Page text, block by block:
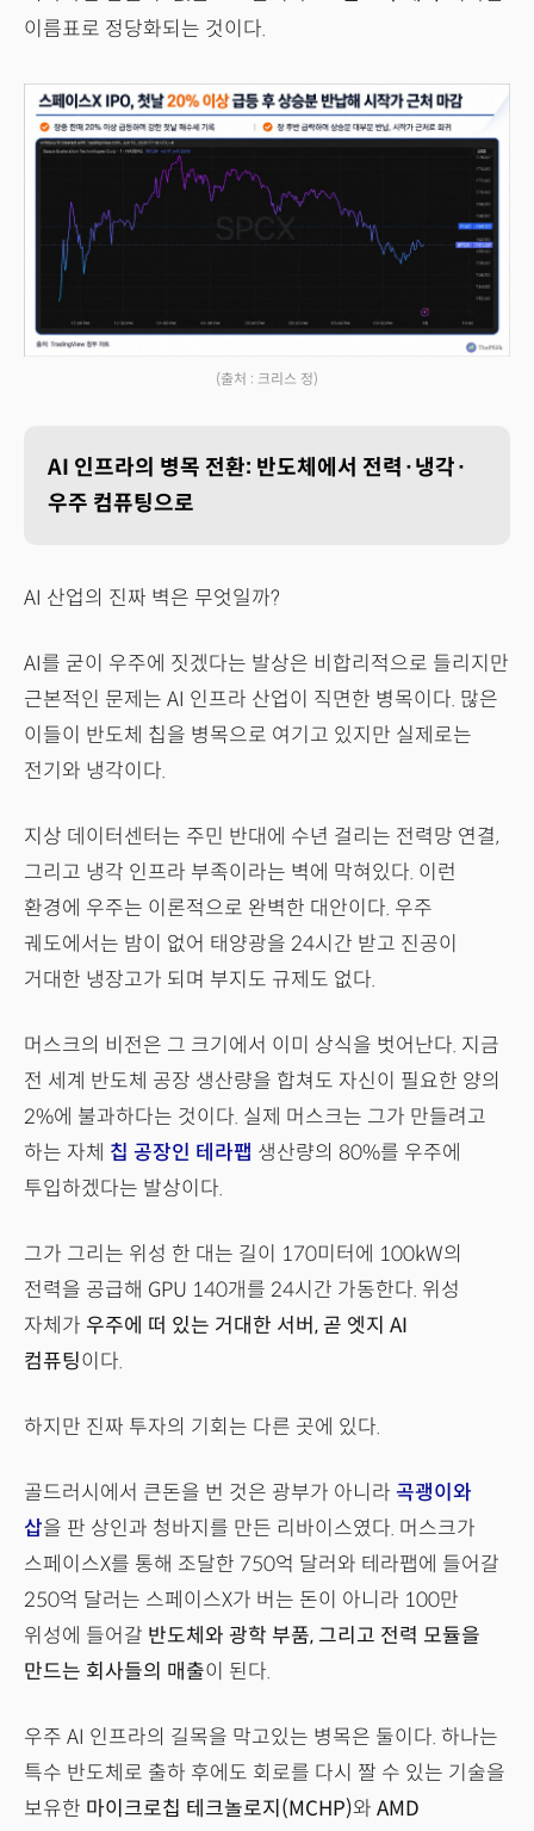
이름표로 정당화되는 것이다.
(출처 : 크리스 정)
AI 인프라의 병목 전환: 반도체에서 전력·냉각·
우주 컴퓨팅으로
AI 산업의 진짜 벽은 무엇일까?
AI를 굳이 우주에 짓겠다는 발상은 비합리적으로 들리지만
근본적인 문제는 AI 인프라 산업이 직면한 병목이다. 많은
이들이 반도체 칩을 병목으로 여기고 있지만 실제로는
전기와 냉각이다.
지상 데이터센터는 주민 반대에 수년 걸리는 전력망 연결,
그리고 냉각 인프라 부족이라는 벽에 막혀있다. 이런
환경에 우주는 이론적으로 완벽한 대안이다. 우주
궤도에서는 밤이 없어 태양광을 24시간 받고 진공이
거대한 냉장고가 되며 부지도 규제도 없다.
머스크의 비전은 그 크기에서 이미 상식을 벗어난다. 지금
전 세계 반도체 공장 생산량을 합쳐도 자신이 필요한 양의
2%에 불과하다는 것이다. 실제 머스크는 그가 만들려고
하는 자체 칩 공장인 테라팹 생산량의 80%를 우주에
투입하겠다는 발상이다.
그가 그리는 위성 한 대는 길이 170미터에 100kW의
전력을 공급해 GPU 140개를 24시간 가동한다. 위성
자체가 우주에 떠 있는 거대한 서버, 곧 엣지 AI
컴퓨팅이다.
하지만 진짜 투자의 기회는 다른 곳에 있다.
골드러시에서 큰돈을 번 것은 광부가 아니라 곡괭이와
삽을 판 상인과 청바지를 만든 리바이스였다. 머스크가
스페이스X를 통해 조달한 750억 달러와 테라팹에 들어갈
250억 달러는 스페이스X가 버는 돈이 아니라 100만
위성에 들어갈 반도체와 광학 부품, 그리고 전력 모듈을
만드는 회사들의 매출이 된다.
우주 AI 인프라의 길목을 막고있는 병목은 둘이다. 하나는
특수 반도체로 출하 후에도 회로를 다시 짤 수 있는 기술을
보유한 마이크로칩 테크놀로지(MCHP)와 AMD